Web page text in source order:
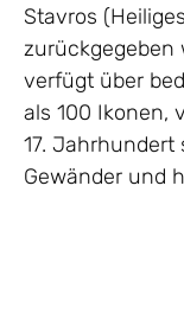
Stavros
zurückgegeben
verfügt über
als 100 Ikonen,
17. Jahrhundert
Gewänder und